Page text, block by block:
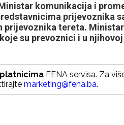
komunikacija i
prijevoznika
tereta.
su prevoznici i u
FENA servisa. Za
marketing@fena.ba.